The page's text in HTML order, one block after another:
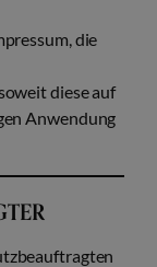
die
diese auf
Anwendung